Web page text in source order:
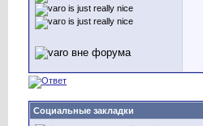
Социальные закладки